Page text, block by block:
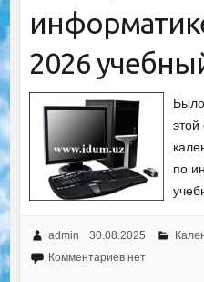
2026
этой
по
admin 30.08.2025
Комментариев нет